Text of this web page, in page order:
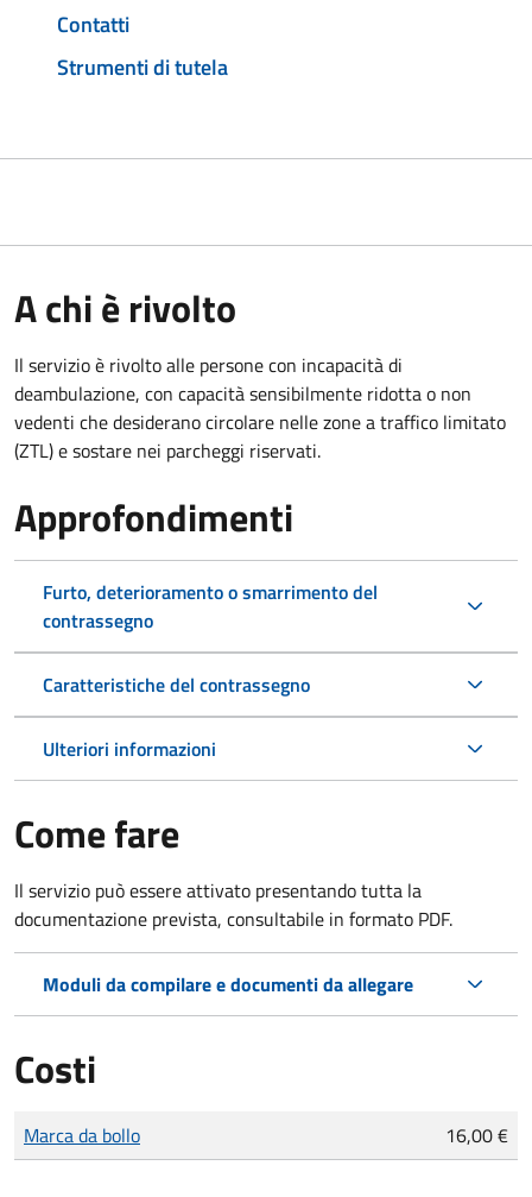
Contatti
Strumenti di tutela
A chi è rivolto
Il servizio è rivolto alle persone con incapacità di
deambulazione, con capacità sensibilmente ridotta o non
vedenti che desiderano circolare nelle zone a traffico limitato
(ZTL) e sostare nei parcheggi riservati.
Approfondimenti
Furto, deterioramento o smarrimento del
contrassegno
Caratteristiche del contrassegno
Ulteriori informazioni
Come fare
Il servizio può essere attivato presentando tutta la
documentazione prevista, consultabile in formato PDF.
Moduli da compilare e documenti da allegare
Costi
Tipo di pagamento
Importo
Marca da bollo 16,00 €